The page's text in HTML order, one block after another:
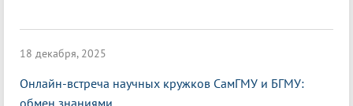
18 декабря, 2025
Онлайн-встреча научных кружков СамГМУ и БГМУ: